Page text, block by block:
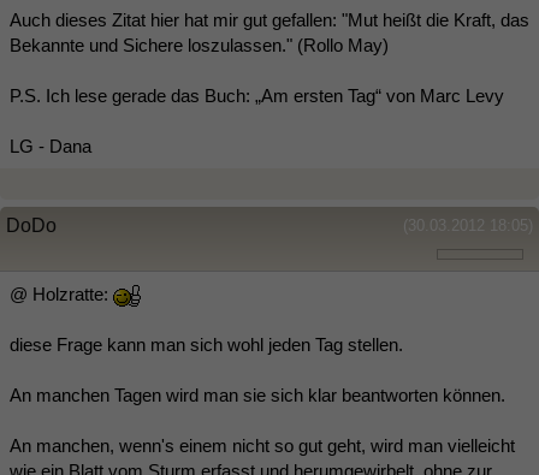
Auch dieses Zitat hier hat mir gut gefallen: "Mut heißt die Kraft, das
Bekannte und Sichere loszulassen." (Rollo May)
P.S. Ich lese gerade das Buch: „Am ersten Tag“ von Marc Levy
LG - Dana
(30.03.2012 18:05)
DoDo
@ Holzratte:
diese Frage kann man sich wohl jeden Tag stellen.
An manchen Tagen wird man sie sich klar beantworten können.
An manchen, wenn's einem nicht so gut geht, wird man vielleicht
wie ein Blatt vom Sturm erfasst und herumgewirbelt, ohne zur